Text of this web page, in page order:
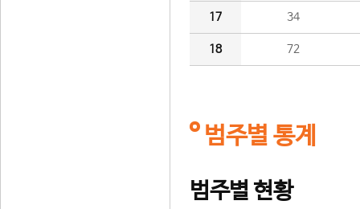
17 34
18 72
범주별 통계
범주별 현황